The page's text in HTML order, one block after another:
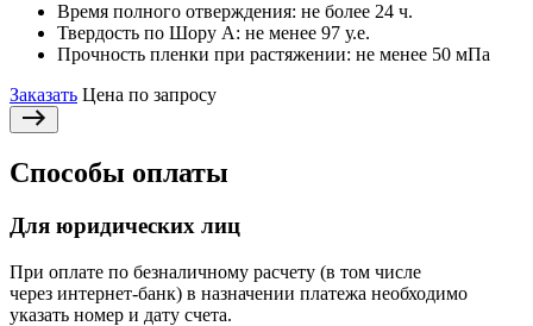
Время полного отверждения: не более 24 ч.
Твердость по Шору А: не менее 97 у.е.
Прочность пленки при растяжении: не менее 50 мПа
Заказать Цена по запросу
Способы оплаты
Для юридических лиц
При оплате по безналичному расчету (в том числе
через интернет-банк) в назначении платежа необходимо
указать номер и дату счета.